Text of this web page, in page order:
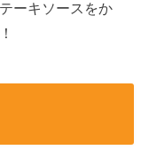
ーキソースをか